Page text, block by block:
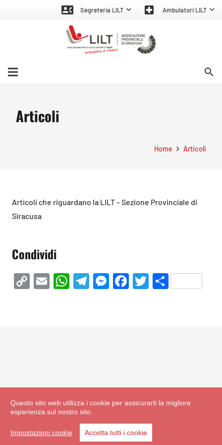
contact_phone Segreteria LILT local_hospital Ambulatori LILT
search
Articoli
Home Articoli
Articoli che riguardano la LILT – Sezione Provinciale di
Siracusa
Condividi
CopyEmailWhatsApp
Telegram
Messenger
Facebook
Twitter
Questo sito web utilizza i cookie per assicurarti la migliore
esperienza sul nostro sito.
Impostazioni cookie Accetta tutti i cookie